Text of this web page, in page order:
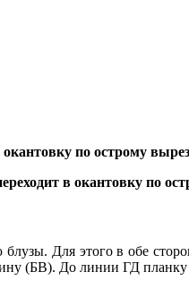
по острому
в окантовку по
Для этого в обе
(БВ). До линии ГД